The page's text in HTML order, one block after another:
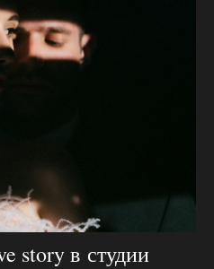
story в студии